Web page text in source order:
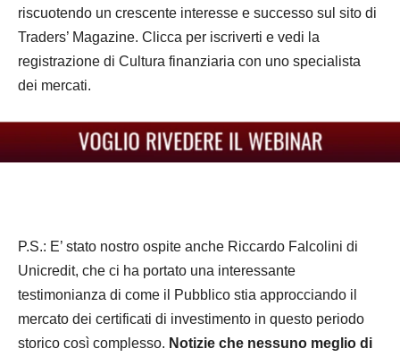
riscuotendo un crescente interesse e successo sul sito di
Traders’ Magazine. Clicca per iscriverti e vedi la
registrazione di Cultura finanziaria con uno specialista
dei mercati.
P.S.: E’ stato nostro ospite anche Riccardo Falcolini di
Unicredit, che ci ha portato una interessante
testimonianza di come il Pubblico stia approcciando il
mercato dei certificati di investimento in questo periodo
storico così complesso. Notizie che nessuno meglio di